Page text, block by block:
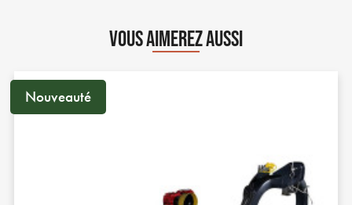
VOUS AIMEREZ AUSSI
Nouveauté